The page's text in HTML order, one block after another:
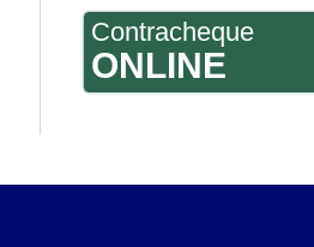
Contracheque
ONLINE